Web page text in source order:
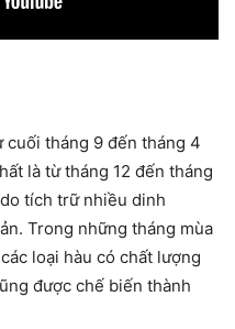
cuối tháng 9 đến tháng 4
là từ tháng 12 đến tháng
tích trữ nhiều dinh
Trong những tháng mùa
loại hàu có chất lượng
được chế biến thành